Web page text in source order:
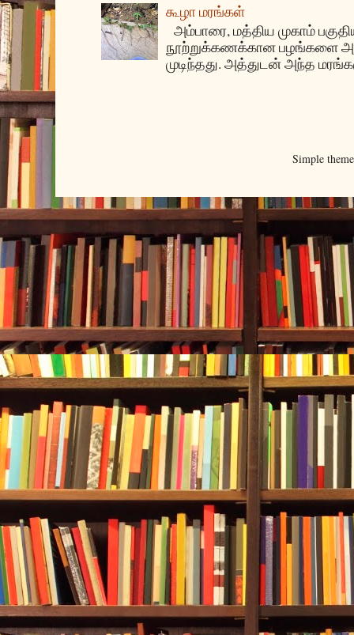
கூழா மரங்கள்
அம்பாரை, மத்திய முகாம்
நூற்றுக்கணக்கான பழங்களை
முடிந்தது. அத்துடன் அந்த
Simple